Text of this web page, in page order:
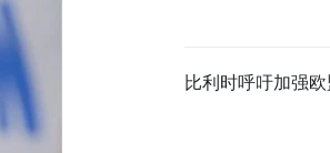
比利时呼吁加强